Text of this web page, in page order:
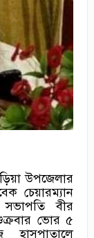
উপজেলার
চেয়ারম্যান
বীর
ভোর ৫